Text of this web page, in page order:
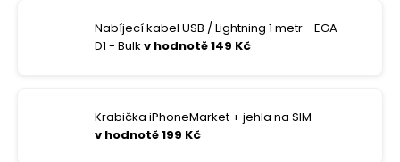
Nabíjecí kabel USB / Lightning 1 metr - EGA
D1 - Bulk v hodnotě 149 Kč
Krabička iPhoneMarket + jehla na SIM
v hodnotě 199 Kč